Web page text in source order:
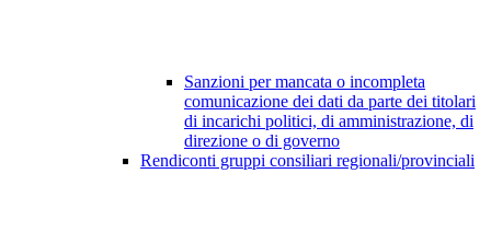
Sanzioni per mancata o incompleta
comunicazione dei dati da parte dei titolari
di incarichi politici, di amministrazione, di
direzione o di governo
Rendiconti gruppi consiliari regionali/provinciali